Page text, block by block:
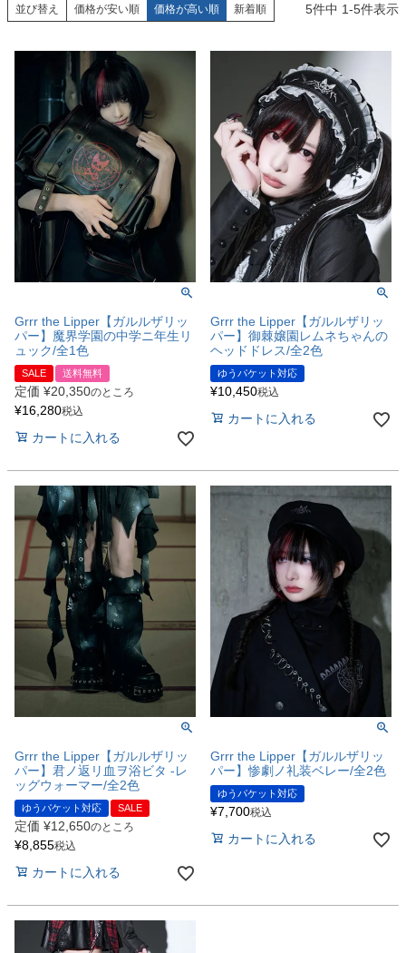
並び替え 価格が安い順 価格が高い順 新着順 5件中 1-5件表示
Grrr the Lipper【ガルルザリッ
パー】魔界学園の中学ニ年生リ
ュック/全1色
SALE 送料無料
定価 ¥20,350のところ
¥16,280税込
カートに入れる
Grrr the Lipper【ガルルザリッ
パー】御棘嬢園レムネちゃんの
ヘッドドレス/全2色
ゆうパケット対応
¥10,450税込
カートに入れる
Grrr the Lipper【ガルルザリッ
パー】君ノ返リ血ヲ浴ビタ -レ
ッグウォーマー/全2色
ゆうパケット対応 SALE
定価 ¥12,650のところ
¥8,855税込
カートに入れる
Grrr the Lipper【ガルルザリッ
パー】惨劇ノ礼装ベレー/全2色
ゆうパケット対応
¥7,700税込
カートに入れる